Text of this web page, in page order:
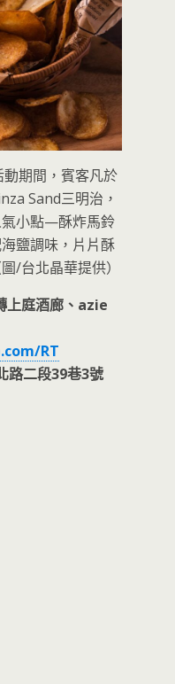
動期間，賓客凡於
Sand三明治，
小點—酥炸馬鈴
鹽調味，片片酥
/台北晶華提供）
上庭酒廊、azie
RT
路二段39巷3號